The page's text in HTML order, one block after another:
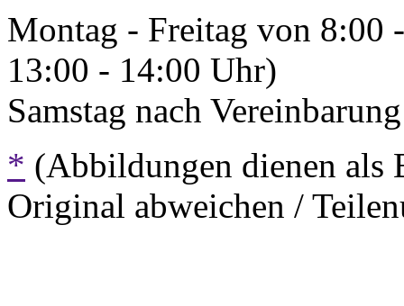
Montag - Freitag von 8:00
13:00 - 14:00 Uhr)
Samstag nach
* (Abbildungen dienen als
Original abweichen /